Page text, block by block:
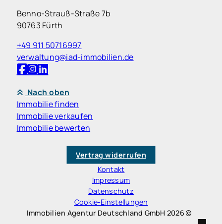
Benno-Strauß-Straße 7b
90763 Fürth
+49 911 50716997
verwaltung@iad-immobilien.de
Nach oben
Immobilie finden
Immobilie verkaufen
Immobilie bewerten
Vertrag widerrufen
Kontakt
Impressum
Datenschutz
Cookie-Einstellungen
Immobilien Agentur Deutschland GmbH 2026